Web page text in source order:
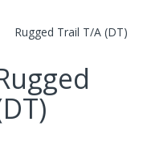
Rugged Trail T/A (DT)